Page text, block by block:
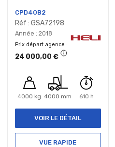
CPD40B2
Réf : GSA72198
Année : 2018
Prix départ agence
24 000,00 €
4000 kg 4000 mm 610 h
VOIR LE DÉTAIL
VUE RAPIDE